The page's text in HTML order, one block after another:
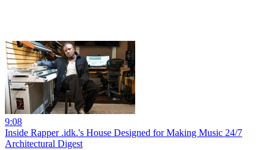
9:08
Inside Rapper .idk.'s House Designed for Making Music 24/7
Architectural Digest